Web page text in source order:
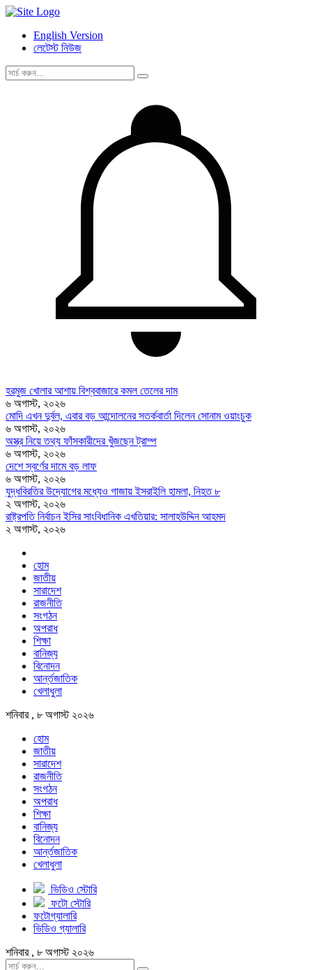
English Version
লেটেস্ট নিউজ
হরমুজ খোলার আশায় বিশ্ববাজারে কমল তেলের দাম
৬ অগাস্ট, ২০২৬
মোদি এখন দুর্বল, এবার বড় আন্দোলনের সতর্কবার্তা দিলেন সোনাম ওয়াংচুক
৬ অগাস্ট, ২০২৬
অস্ত্র নিয়ে তথ্য ফাঁসকারীদের খুঁজছেন ট্রাম্প
৬ অগাস্ট, ২০২৬
দেশে স্বর্ণের দামে বড় লাফ
৬ অগাস্ট, ২০২৬
যুদ্ধবিরতির উদ্যোগের মধ্যেও গাজায় ইসরাইলি হামলা, নিহত ৮
২ অগাস্ট, ২০২৬
রাষ্ট্রপতি নির্বাচন ইসির সাংবিধানিক এখতিয়ার: সালাহউদ্দিন আহমদ
২ অগাস্ট, ২০২৬
হোম
জাতীয়
সারাদেশ
রাজনীতি
সংগঠন
অপরাধ
শিক্ষা
বানিজ্য
বিনোদন
আর্ন্তজাতিক
খেলাধুলা
শনিবার , ৮ অগাস্ট ২০২৬
হোম
জাতীয়
সারাদেশ
রাজনীতি
সংগঠন
অপরাধ
শিক্ষা
বানিজ্য
বিনোদন
আর্ন্তজাতিক
খেলাধুলা
ভিডিও স্টোরি
ফটো স্টোরি
ফটোগ্যালারি
ভিডিও গ্যালারি
শনিবার , ৮ অগাস্ট ২০২৬